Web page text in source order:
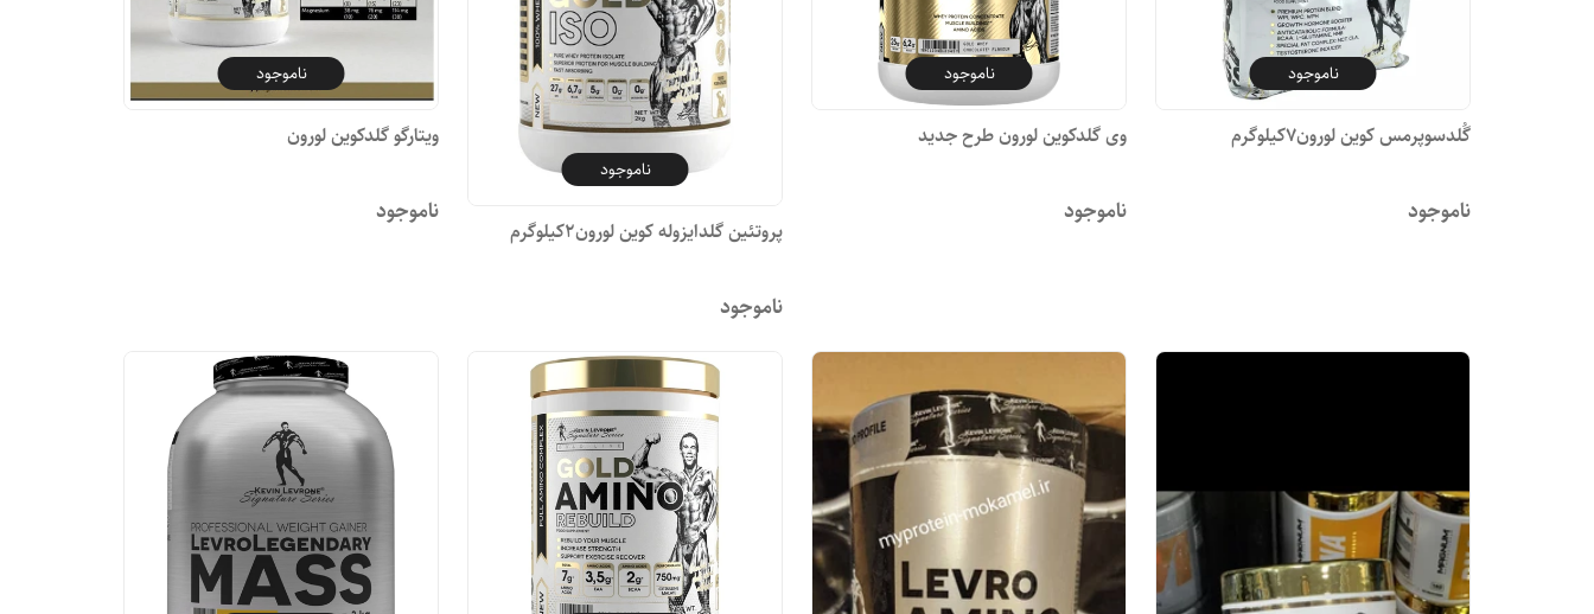
ناموجود
گُلدسوپرمس کوین لورون۷کیلوگرم
ناموجود
ناموجود
وی گلدکوین لورون طرح جدید
ناموجود
ناموجود
پروتئین گلدایزوله کوین لورون2کیلوگرم
ناموجود
ناموجود
ویتارگو گلدکوین لورون
ناموجود